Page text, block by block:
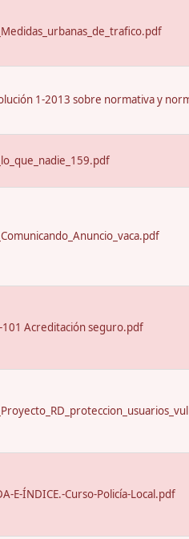
1-2013 sobre normativa y
101 Acreditación seguro.pdf
E-ÍNDICE.-Curso-Policía-Local.pdf